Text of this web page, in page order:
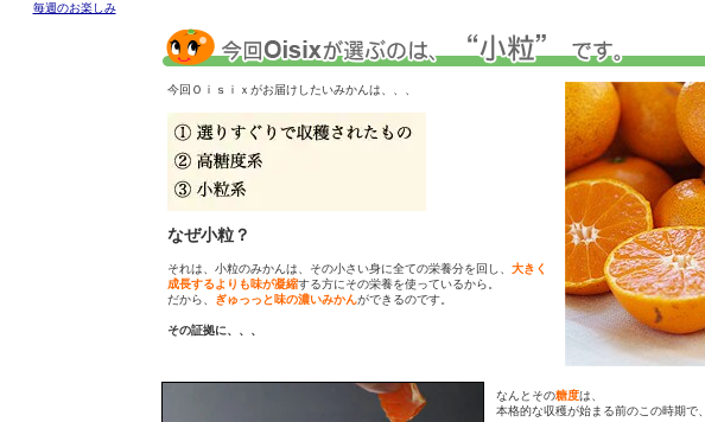
毎週のお楽しみ
今回Ｏｉｓｉｘがお届けしたいみかんは、、、
なぜ小粒？
それは、小粒のみかんは、その小さい身に全ての栄養分を回し、 大きく
成長するよりも味が凝縮する方にその栄養を使っているから。
だから、 ぎゅっっと味の濃いみかんができるのです。
その証拠に、、、
なんとその糖度は、
本格的な収穫が始まる前のこの時期で、